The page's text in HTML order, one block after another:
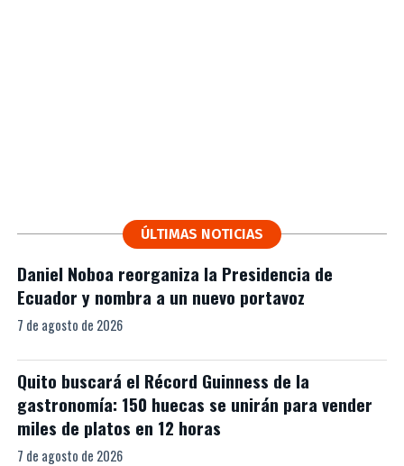
ÚLTIMAS NOTICIAS
Daniel Noboa reorganiza la Presidencia de
Ecuador y nombra a un nuevo portavoz
7 de agosto de 2026
Quito buscará el Récord Guinness de la
gastronomía: 150 huecas se unirán para vender
miles de platos en 12 horas
7 de agosto de 2026